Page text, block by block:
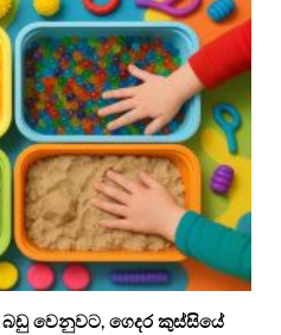
වෙනුවට, ගෙදර කුස්සියේ